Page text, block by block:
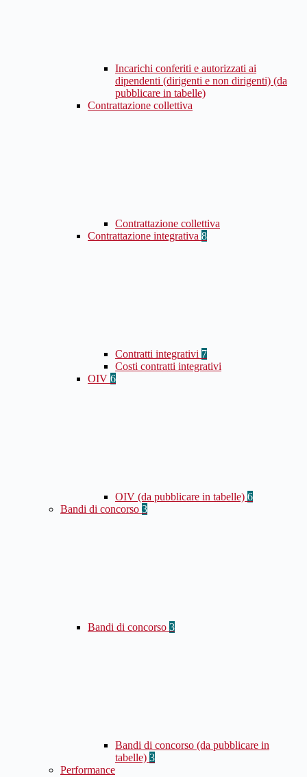
Incarichi conferiti e autorizzati ai
dipendenti (dirigenti e non dirigenti) (da
pubblicare in tabelle)
Contrattazione collettiva
Contrattazione collettiva
Contrattazione integrativa 8
Contratti integrativi 7
Costi contratti integrativi
OIV 6
OIV (da pubblicare in tabelle) 6
Bandi di concorso 3
Bandi di concorso 3
Bandi di concorso (da pubblicare in
tabelle) 3
Performance